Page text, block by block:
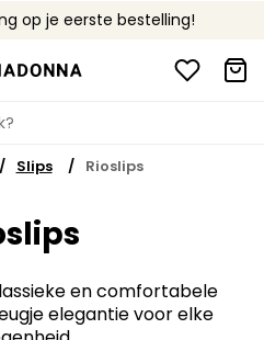
op je eerste bestelling!
boven €90
retourneren
Slips Rioslips
en comfortabele
elegantie voor elke